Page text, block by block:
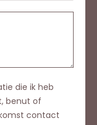
die ik heb
benut of
contact